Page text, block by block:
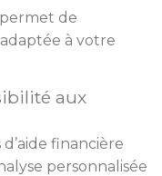
de
à votre
aux
financière
personnalisée